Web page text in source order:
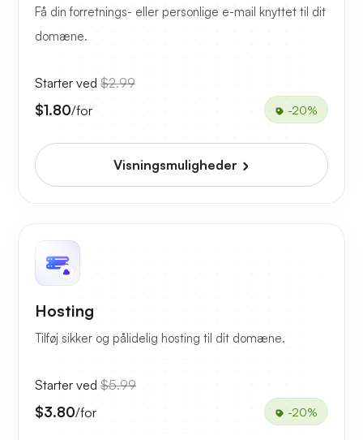
Få din forretnings- eller personlige e-mail knyttet til dit
domæne.
Starter ved $2.99
$1.80/for -20%
Visningsmuligheder
Hosting
Tilføj sikker og pålidelig hosting til dit domæne.
Starter ved $5.99
$3.80/for -20%